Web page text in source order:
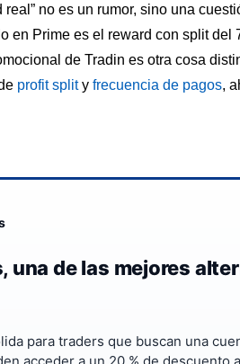
real” no es un rumor, sino una
en Prime es el reward con split
de Tradin es otra cosa
profit splity frecuencia de pagos,
una de las mejores
para traders que buscan una